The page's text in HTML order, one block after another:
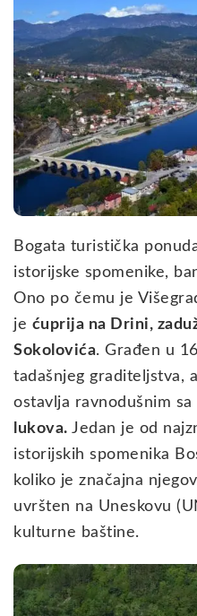
Bogata turistička
istorijske spomenike,
Ono po čemu je
je ćuprija na Drini,
Sokolovića. Građen u
tadašnjeg graditeljstva,
ostavlja ravnodušnim sa
lukova. Jedan je od
istorijskih spomenika
koliko je značajna
uvršten na Uneskovu
kulturne baštine.